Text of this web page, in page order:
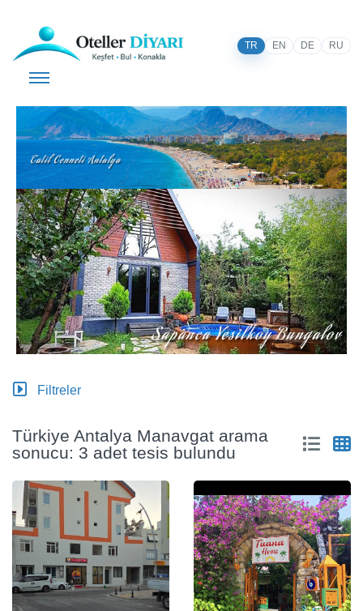
TR EN DE RU
Filtreler
Türkiye Antalya Manavgat arama
sonucu: 3 adet tesis bulundu